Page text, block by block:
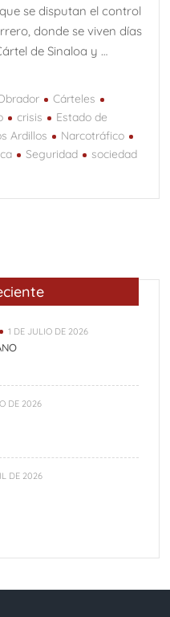
se disputan el control
donde se viven días
de Sinaloa y …
Cárteles
crisis
Estado de
Ardillos
Narcotráfico
Seguridad
sociedad
1 DE JULIO DE 2026
DE 2026
DE 2026